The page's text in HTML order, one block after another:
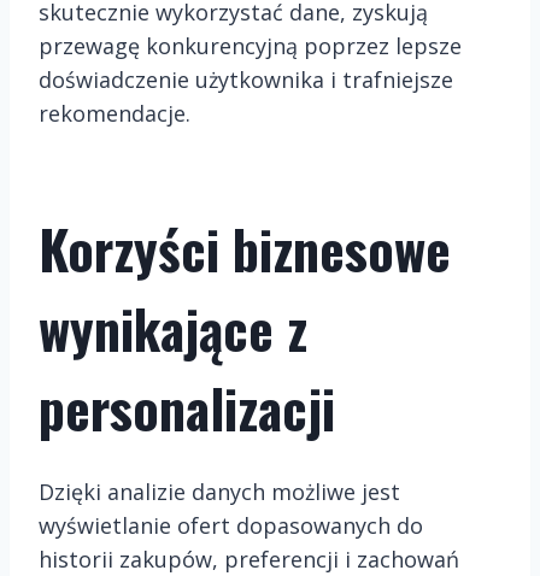
skutecznie wykorzystać dane, zyskują
przewagę konkurencyjną poprzez lepsze
doświadczenie użytkownika i trafniejsze
rekomendacje.
Korzyści biznesowe
wynikające z
personalizacji
Dzięki analizie danych możliwe jest
wyświetlanie ofert dopasowanych do
historii zakupów, preferencji i zachowań